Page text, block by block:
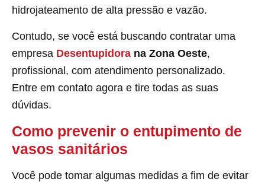
hidrojateamento de alta pressão e vazão.
Contudo, se você está buscando contratar uma
empresa Desentupidora na Zona Oeste,
profissional, com atendimento personalizado.
Entre em contato agora e tire todas as suas
dúvidas.
Como prevenir o entupimento de
vasos sanitários
Você pode tomar algumas medidas a fim de evitar